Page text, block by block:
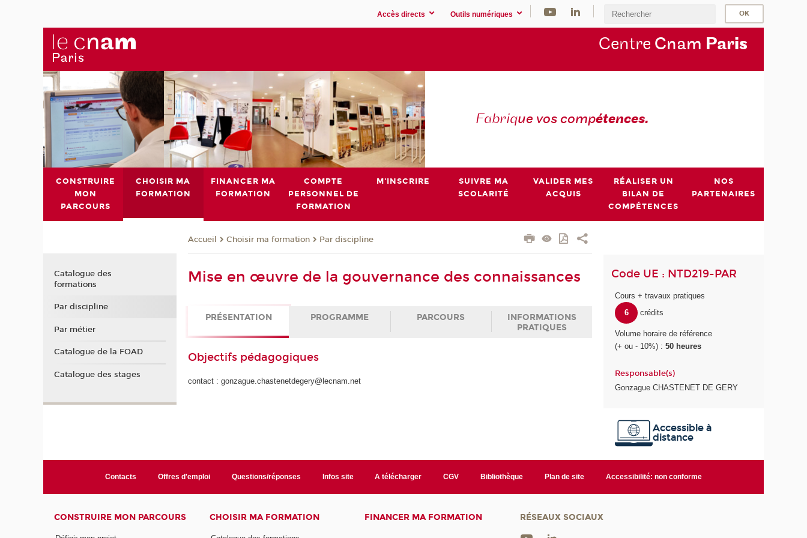
Accès directs Outils numériques
Centre Cnam Paris
Fabrique vos compétences.
CONSTRUIRE
MON
PARCOURS
CHOISIR MA
FORMATION
FINANCER MA
FORMATION
COMPTE
PERSONNEL DE
FORMATION
M'INSCRIRE
SUIVRE MA
SCOLARITÉ
VALIDER MES
ACQUIS
RÉALISER UN
BILAN DE
COMPÉTENCES
NOS
PARTENAIRES
Accueil Choisir ma formation Par discipline
Mise en œuvre de la gouvernance des connaissances
PRÉSENTATION PROGRAMME PARCOURS
INFORMATIONS
PRATIQUES
Objectifs pédagogiques
contact : gonzague.chastenetdegery@lecnam.net
Code UE : NTD219-PAR
Cours + travaux pratiques
6
crédits
Volume horaire de référence
(+ ou - 10%) :50 heures
Responsable(s)
Gonzague CHASTENET DE GERY
Accessible à
distance
Catalogue des
formations
Par discipline
Par métier
Catalogue de la FOAD
Catalogue des stages
Contacts Offres d'emploi Questions/réponses Infos site A télécharger CGV Bibliothèque Plan de site Accessibilité: non conforme
CONSTRUIRE MON PARCOURS CHOISIR MA FORMATION FINANCER MA FORMATION RÉSEAUX SOCIAUX